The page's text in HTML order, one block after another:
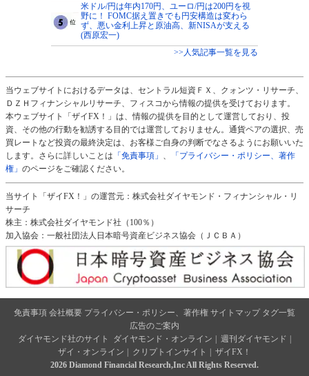
米ドル/円は年内170円、ユーロ/円は200円を視
野に！ FOMC据え置きでも円安構造は変わら
ず、悪い金利上昇と原油高、新NISAが支える
(西原宏一)
>>人気記事一覧を見る
当ウェブサイトにおけるデータは、セントラル短資ＦＸ、クォンツ・リサーチ、
ＤＺＨフィナンシャルリサーチ、フィスコから情報の提供を受けております。
本ウェブサイト「ザイFX！」は、情報の提供を目的として運営しており、投
資、その他の行動を勧誘する目的では運営しておりません。通貨ペアの選択、売
買レートなど投資の最終決定は、お客様ご自身の判断でなさるようにお願いいた
します。さらに詳しいことは 「免責事項」
「プライバシー・ポリシー、著作
権」 のページをご確認ください。
当サイト「ザイFX！」の運営元：株式会社ダイヤモンド・フィナンシャル・リ
サーチ
株主：株式会社ダイヤモンド社（100％）
加入協会：一般社団法人日本暗号資産ビジネス協会（ＪＣＢＡ）
免責事項 会社概要 プライバシー・ポリシー、著作権 サイトマップ タグ一覧
広告のご案内
ダイヤモンド社のサイト
ダイヤモンド・オンライン 週刊ダイヤモンド
ザイ・オンライン
クリプトインサイト
ザイFX！
2026 Diamond Financial Research,Inc All Rights Reserved.